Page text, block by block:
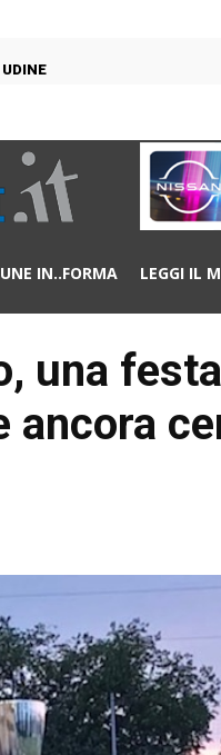
UDINE
IN..FORMA LEGGI IL
una
ancora